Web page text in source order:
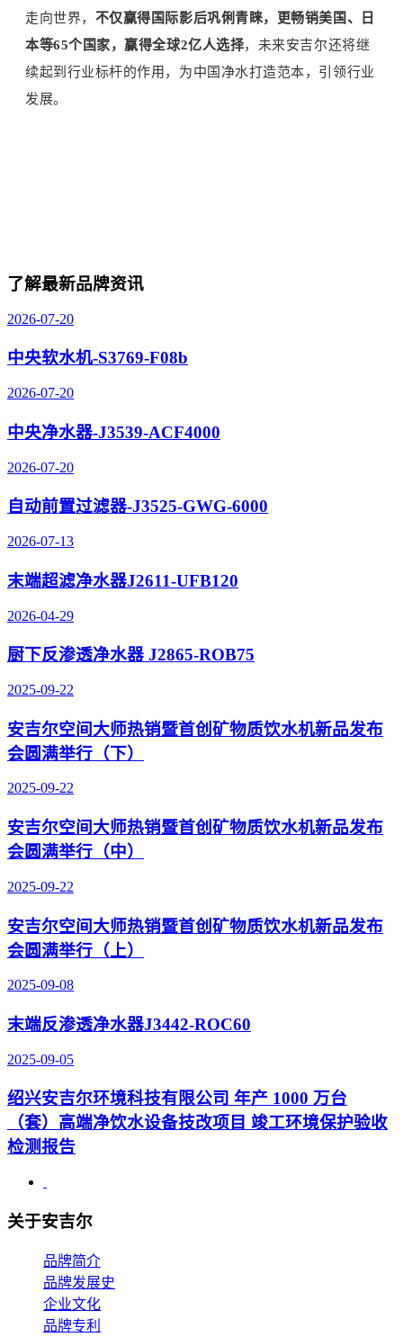
走向世界， 不仅赢得国际影后巩俐青睐，更畅销美国、日
本等65个国家，赢得全球2亿人选择，未来安吉尔还将继
续起到行业标杆的作用，为中国净水打造范本，引领行业
发展。
了解最新品牌资讯
2026-07-20
中央软水机-S3769-F08b
2026-07-20
中央净水器-J3539-ACF4000
2026-07-20
自动前置过滤器-J3525-GWG-6000
2026-07-13
末端超滤净水器J2611-UFB120
2026-04-29
厨下反渗透净水器 J2865-ROB75
2025-09-22
安吉尔空间大师热销暨首创矿物质饮水机新品发布
会圆满举行（下）
2025-09-22
安吉尔空间大师热销暨首创矿物质饮水机新品发布
会圆满举行（中）
2025-09-22
安吉尔空间大师热销暨首创矿物质饮水机新品发布
会圆满举行（上）
2025-09-08
末端反渗透净水器J3442-ROC60
2025-09-05
绍兴安吉尔环境科技有限公司 年产 1000 万台
（套）高端净饮水设备技改项目 竣工环境保护验收
检测报告
关于安吉尔
品牌简介
品牌发展史
企业文化
品牌专利